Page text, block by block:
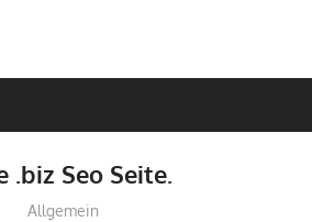
.biz Seo Seite.
perfect-seo
Allgemein